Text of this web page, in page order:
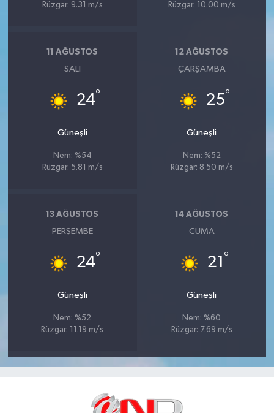
Rüzgar: 9.31 m/s
Rüzgar: 10.00 m/s
11 AĞUSTOS
SALI
24°
Güneşli
Nem: %54
Rüzgar: 5.81 m/s
12 AĞUSTOS
ÇARŞAMBA
25°
Güneşli
Nem: %52
Rüzgar: 8.50 m/s
13 AĞUSTOS
PERŞEMBE
24°
Güneşli
Nem: %52
Rüzgar: 11.19 m/s
14 AĞUSTOS
CUMA
21 °
Güneşli
Nem: %60
Rüzgar: 7.69 m/s